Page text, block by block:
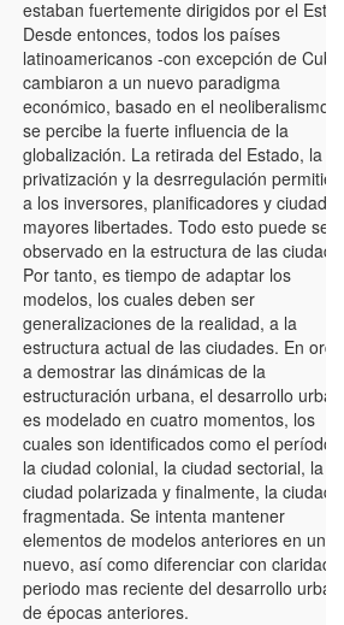
estaban fuertemente dirigidos por el
Desde entonces, todos los países
latinoamericanos -con excepción de
cambiaron a un nuevo paradigma
económico, basado en el neoliberalismo,
se percibe la fuerte influencia de la
globalización. La retirada del Estado, la
privatización y la desrregulación
a los inversores, planificadores y
mayores libertades. Todo esto puede ser
observado en la estructura de las
Por tanto, es tiempo de adaptar los
modelos, los cuales deben ser
generalizaciones de la realidad, a la
estructura actual de las ciudades. En
a demostrar las dinámicas de la
estructuración urbana, el desarrollo
es modelado en cuatro momentos, los
cuales son identificados como el período
la ciudad colonial, la ciudad sectorial, la
ciudad polarizada y finalmente, la ciudad
fragmentada. Se intenta mantener
elementos de modelos anteriores en uno
nuevo, así como diferenciar con claridad
periodo mas reciente del desarrollo
de épocas anteriores.